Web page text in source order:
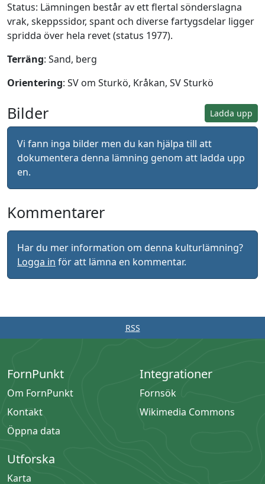
Status: Lämningen består av ett flertal sönderslagna
vrak, skeppssidor, spant och diverse fartygsdelar ligger
spridda över hela revet (status 1977).
Terräng: Sand, berg
Orientering: SV om Sturkö, Kråkan, SV Sturkö
Ladda upp
Bilder
Vi fann inga bilder men du kan hjälpa till att
dokumentera denna lämning genom att ladda upp
en.
Kommentarer
Har du mer information om denna kulturlämning?
Logga in för att lämna en kommentar.
RSS
FornPunkt
Om FornPunkt
Kontakt
Öppna data
Integrationer
Fornsök
Wikimedia Commons
Utforska
Karta